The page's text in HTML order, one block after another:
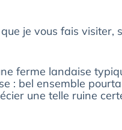
je vous fais
ferme landaise
: bel ensemble
une telle ruine